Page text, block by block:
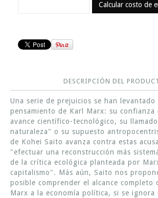
Calcular costo de
DESCRIPCIÓN DEL
Una serie de prejuicios se han levantado
pensamiento de Karl Marx: su confianza
avance científico-tecnológico, su
naturaleza" o su supuesto
de Kohei Saito avanza contra estas
"efectuar una reconstrucción más
de la crítica ecológica planteada por
capitalismo". Más aún, Saito nos
posible comprender el alcance completo
Marx a la economía política, si se ignora